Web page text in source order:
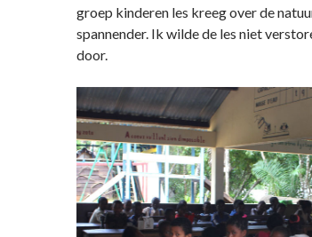
groep kinderen les kreeg over de
spannender. Ik wilde de les niet
door.